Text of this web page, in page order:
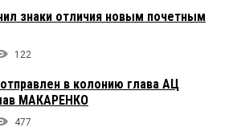
знаки отличия новым почетным
122
в колонию глава АЦ
МАКАРЕНКО
477